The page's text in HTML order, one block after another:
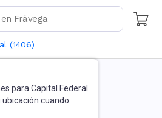
(1406)
para Capital Federal
cuando